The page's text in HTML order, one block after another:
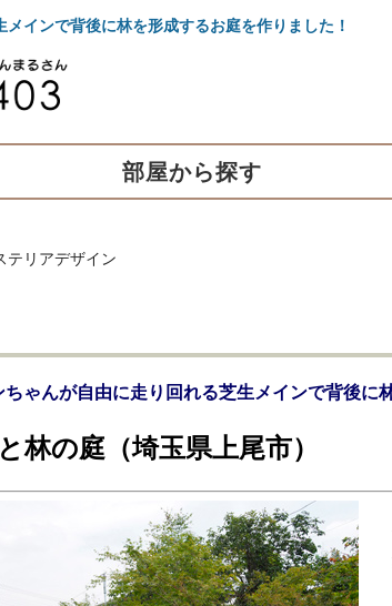
ンで背後に林を形成するお庭を作りました！
部屋から探す
テリアデザイン
ちゃんが自由に走り回れる芝生メインで背後に
林の庭（埼玉県上尾市）